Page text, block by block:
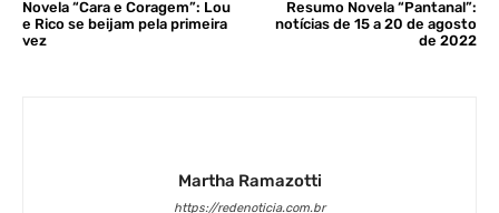
Novela “Cara e Coragem”: Lou
e Rico se beijam pela primeira
vez
Resumo Novela “Pantanal”:
notícias de 15 a 20 de agosto
de 2022
Martha Ramazotti
https://redenoticia.com.br